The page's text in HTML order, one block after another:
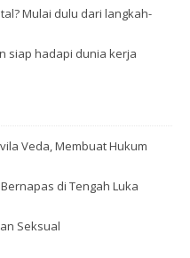
Mulai dulu dari langkah-
siap hadapi dunia kerja
Veda, Membuat Hukum
di Tengah Luka
Seksual